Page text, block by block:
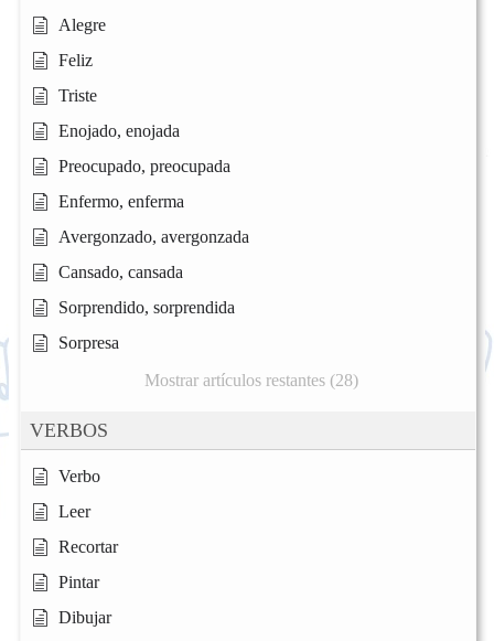
Alegre
Feliz
Triste
Enojado, enojada
Preocupado, preocupada
Enfermo, enferma
Avergonzado, avergonzada
Cansado, cansada
Sorprendido, sorprendida
Sorpresa
Mostrar artículos restantes (28)
VERBOS
Verbo
Leer
Recortar
Pintar
Dibujar